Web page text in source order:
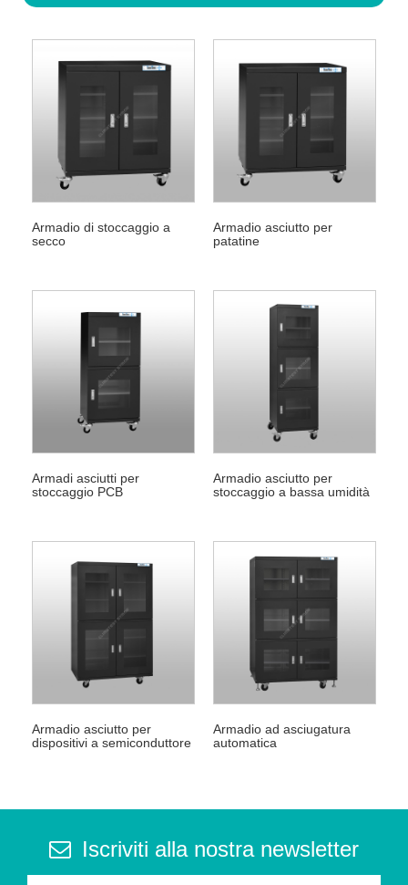
Armadio di stoccaggio a
secco
Armadio asciutto per
patatine
Armadi asciutti per
stoccaggio PCB
Armadio asciutto per
stoccaggio a bassa umidità
Armadio asciutto per
dispositivi a semiconduttore
Armadio ad asciugatura
automatica
Iscriviti alla nostra newsletter